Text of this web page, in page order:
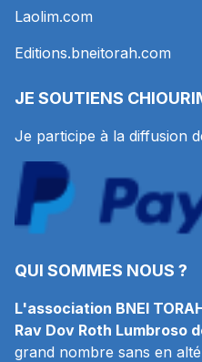
Laolim.com
Editions.bneitorah.com
JE SOUTIENS
Je participe à la diffusion
QUI SOMMES NOUS ?
L'association BNEI
Rav Dov Roth Lumbroso
grand nombre sans en